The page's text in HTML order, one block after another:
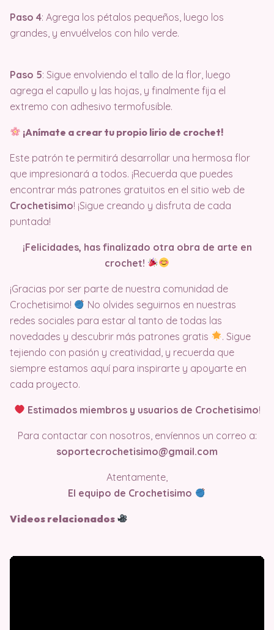
Paso 4: Agrega los pétalos pequeños, luego los
grandes, y envuélvelos con hilo verde.
Paso 5: Sigue envolviendo el tallo de la flor, luego
agrega el capullo y las hojas, y finalmente fija el
extremo con adhesivo termofusible.
¡Anímate a crear tu propio lirio de crochet!
Este patrón te permitirá desarrollar una hermosa flor
que impresionará a todos. ¡Recuerda que puedes
encontrar más patrones gratuitos en el sitio web de
Crochetisimo! ¡Sigue creando y disfruta de cada
puntada!
¡Felicidades, has finalizado otra obra de arte en
crochet!
¡Gracias por ser parte de nuestra comunidad de
Crochetisimo!
No olvides seguirnos en nuestras
redes sociales para estar al tanto de todas las
novedades y descubrir más patrones gratis
. Sigue
tejiendo con pasión y creatividad, y recuerda que
siempre estamos aquí para inspirarte y apoyarte en
cada proyecto.
Estimados miembros y usuarios de Crochetisimo!
Para contactar con nosotros, envíennos un correo a:
soportecrochetisimo@gmail.com
Atentamente,
El equipo de Crochetisimo
Videos relacionados